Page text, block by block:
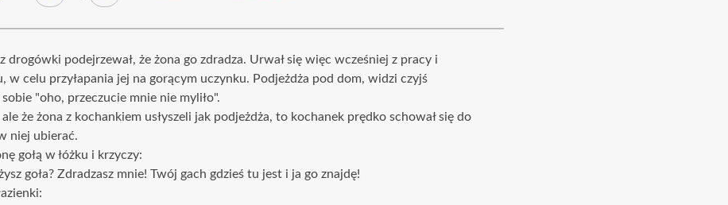
drogówki podejrzewał, że żona go zdradza. Urwał się więc wcześniej z pracy i
w celu przyłapania jej na gorącym uczynku. Podjeżdża pod dom, widzi czyjś
"oho, przeczucie mnie nie myliło".
że żona z kochankiem usłyszeli jak podjeżdża, to kochanek prędko schował się do
niej ubierać.
gołą w łóżku i krzyczy:
goła? Zdradzasz mnie! Twój gach gdzieś tu jest i ja go znajdę!